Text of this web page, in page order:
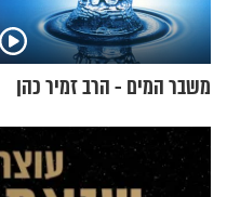
משבר המים - הרב זמיר כהן